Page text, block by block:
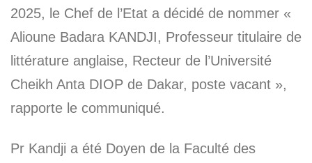
2025, le Chef de l’Etat a décidé de nommer «
Alioune Badara KANDJI, Professeur titulaire de
littérature anglaise, Recteur de l’Université
Cheikh Anta DIOP de Dakar, poste vacant »,
rapporte le communiqué.
Pr Kandji a été Doyen de la Faculté des